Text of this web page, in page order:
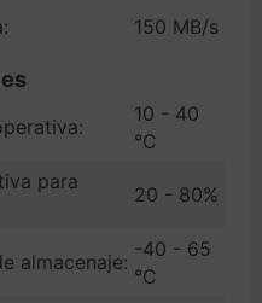
150 MB/s
10 - 40
°C
para
20 - 80%
almacenaje:
-40 - 65
°C